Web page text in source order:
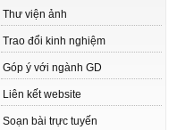
Thư viện ảnh
Trao đổi kinh nghiệm
Góp ý với ngành GD
Liên kết website
Soạn bài trực tuyến